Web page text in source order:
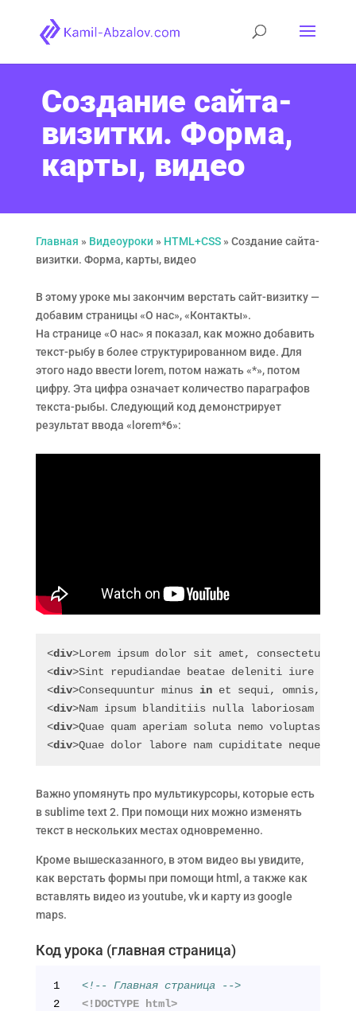
Создание сайта-
визитки. Форма,
карты, видео
Главная » Видеоуроки » HTML+CSS» Создание сайта-
визитки. Форма, карты, видео
В этому уроке мы закончим верстать сайт-визитку —
добавим страницы «О нас», «Контакты».
На странице «О нас» я показал, как можно добавить
текст-рыбу в более структурированном виде. Для
этого надо ввести lorem, потом нажать «*», потом
цифру. Эта цифра означает количество параграфов
текста-рыбы. Следующий код демонстрирует
результат ввода «lorem*6»:
<div>Lorem ipsum dolor sit amet, consectetur
<div>Sint repudiandae beatae deleniti iure
<div>Consequuntur minus in et sequi, omnis,
<div>Nam ipsum blanditiis nulla laboriosam
<div>Quae quam aperiam soluta nemo voluptas
<div>Quae dolor labore nam cupiditate neque,
Важно упомянуть про мультикурсоры, которые есть
в sublime text 2. При помощи них можно изменять
текст в нескольких местах одновременно.
Кроме вышесказанного, в этом видео вы увидите,
как верстать формы при помощи html, а также как
вставлять видео из youtube, vk и карту из google
maps.
Код урока (главная страница)
1
<!-- Главная страница -->
2
<!DOCTYPE html>